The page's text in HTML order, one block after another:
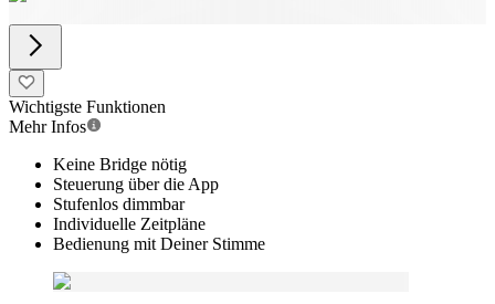
Wichtigste Funktionen
Mehr Infos
Keine Bridge nötig
Steuerung über die App
Stufenlos dimmbar
Individuelle Zeitpläne
Bedienung mit Deiner Stimme